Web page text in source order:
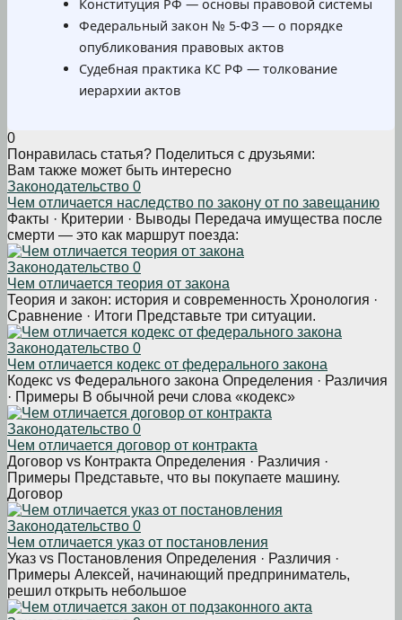
Конституция РФ — основы правовой системы
Федеральный закон № 5-ФЗ — о порядке
опубликования правовых актов
Судебная практика КС РФ — толкование
иерархии актов
0
Понравилась статья? Поделиться с друзьями:
Вам также может быть интересно
Законодательство 0
Чем отличается наследство по закону от по завещанию
Факты · Критерии · Выводы Передача имущества после
смерти — это как маршрут поезда:
Законодательство 0
Чем отличается теория от закона
Теория и закон: история и современность Хронология ·
Сравнение · Итоги Представьте три ситуации.
Законодательство 0
Чем отличается кодекс от федерального закона
Кодекс vs Федерального закона Определения · Различия
· Примеры В обычной речи слова «кодекс»
Законодательство 0
Чем отличается договор от контракта
Договор vs Контракта Определения · Различия ·
Примеры Представьте, что вы покупаете машину.
Договор
Законодательство 0
Чем отличается указ от постановления
Указ vs Постановления Определения · Различия ·
Примеры Алексей, начинающий предприниматель,
решил открыть небольшое